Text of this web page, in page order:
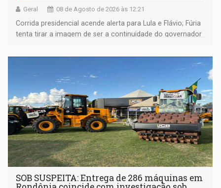
Geral 08 de Agosto de 2026 às 12:21
Corrida presidencial acende alerta para Lula e Flávio; Fúria
tenta tirar a imagem de ser a continuidade do governador
não ter entrado no modo eleição; ABAV faz evento em
SOB SUSPEITA: Entrega de 286 máquinas em